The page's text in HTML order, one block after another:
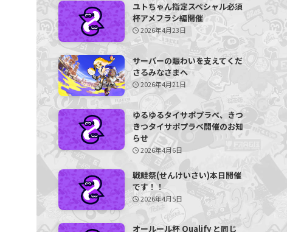
ユトちゃん指定スペシャル必須
杯アメフラシ編開催
2026年4月23日
サーバーの賑わいを支えてくだ
さるみなさまへ
2026年4月21日
ゆるゆるタイサポプラベ、きつ
きつタイサポプラベ開催のお知
らせ
2026年4月6日
戦鮭祭(せんけいさい)本日開催
です！！
2026年4月5日
オールール杯 Qualify と同じ